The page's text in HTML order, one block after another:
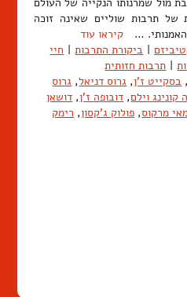
מול שמרנותו הנקייה של העולם
של תרבות שוליים שאינה זוכה
… קיראו עוד
ביקורת התרבות
חיי
תרבות חזותית
בסקייט ז'ן, גרוס דניאל, גרוס
קונינג וילם, דובופה ז'ן, דושאן
מרקוס, פולוק ג'קסון, רימק